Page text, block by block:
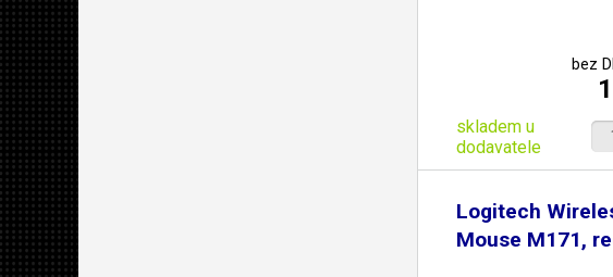
bez
skladem u
dodavatele
Logitech
Mouse M171,